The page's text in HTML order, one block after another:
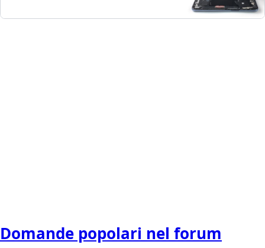
Domande popolari nel forum